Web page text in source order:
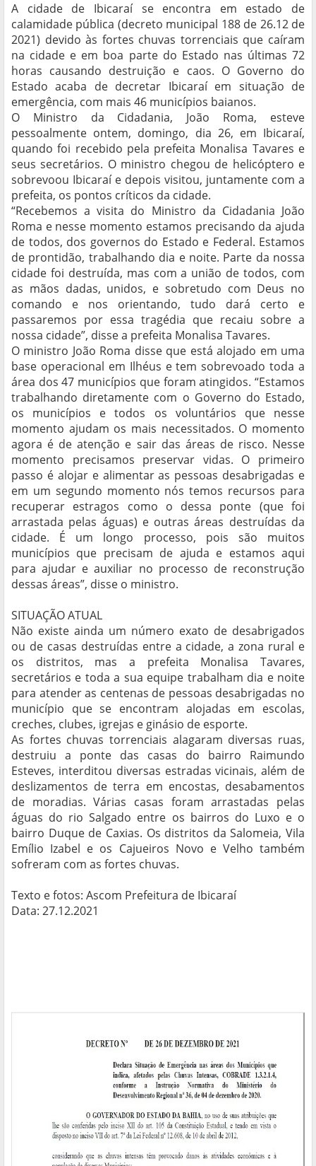
A cidade de Ibicaraí se encontra em estado de
calamidade pública (decreto municipal 188 de 26.12 de
2021) devido às fortes chuvas torrenciais que caíram
na cidade e em boa parte do Estado nas últimas 72
horas causando destruição e caos. O Governo do
Estado acaba de decretar Ibicaraí em situação de
emergência, com mais 46 municípios baianos.
O Ministro da Cidadania, João Roma, esteve
pessoalmente ontem, domingo, dia 26, em Ibicaraí,
quando foi recebido pela prefeita Monalisa Tavares e
seus secretários. O ministro chegou de helicóptero e
sobrevoou Ibicaraí e depois visitou, juntamente com a
prefeita, os pontos críticos da cidade.
“Recebemos a visita do Ministro da Cidadania João
Roma e nesse momento estamos precisando da ajuda
de todos, dos governos do Estado e Federal. Estamos
de prontidão, trabalhando dia e noite. Parte da nossa
cidade foi destruída, mas com a união de todos, com
as mãos dadas, unidos, e sobretudo com Deus no
comando e nos orientando, tudo dará certo e
passaremos por essa tragédia que recaiu sobre a
nossa cidade”, disse a prefeita Monalisa Tavares.
O ministro João Roma disse que está alojado em uma
base operacional em Ilhéus e tem sobrevoado toda a
área dos 47 municípios que foram atingidos. “Estamos
trabalhando diretamente com o Governo do Estado,
os municípios e todos os voluntários que nesse
momento ajudam os mais necessitados. O momento
agora é de atenção e sair das áreas de risco. Nesse
momento precisamos preservar vidas. O primeiro
passo é alojar e alimentar as pessoas desabrigadas e
em um segundo momento nós temos recursos para
recuperar estragos como o dessa ponte (que foi
arrastada pelas águas) e outras áreas destruídas da
cidade. É um longo processo, pois são muitos
municípios que precisam de ajuda e estamos aqui
para ajudar e auxiliar no processo de reconstrução
dessas áreas”, disse o ministro.
SITUAÇÃO ATUAL
Não existe ainda um número exato de desabrigados
ou de casas destruídas entre a cidade, a zona rural e
os distritos, mas a prefeita Monalisa Tavares,
secretários e toda a sua equipe trabalham dia e noite
para atender as centenas de pessoas desabrigadas no
município que se encontram alojadas em escolas,
creches, clubes, igrejas e ginásio de esporte.
As fortes chuvas torrenciais alagaram diversas ruas,
destruiu a ponte das casas do bairro Raimundo
Esteves, interditou diversas estradas vicinais, além de
deslizamentos de terra em encostas, desabamentos
de moradias. Várias casas foram arrastadas pelas
águas do rio Salgado entre os bairros do Luxo e o
bairro Duque de Caxias. Os distritos da Salomeia, Vila
Emílio Izabel e os Cajueiros Novo e Velho também
sofreram com as fortes chuvas.
Texto e fotos: Ascom Prefeitura de Ibicaraí
Data: 27.12.2021